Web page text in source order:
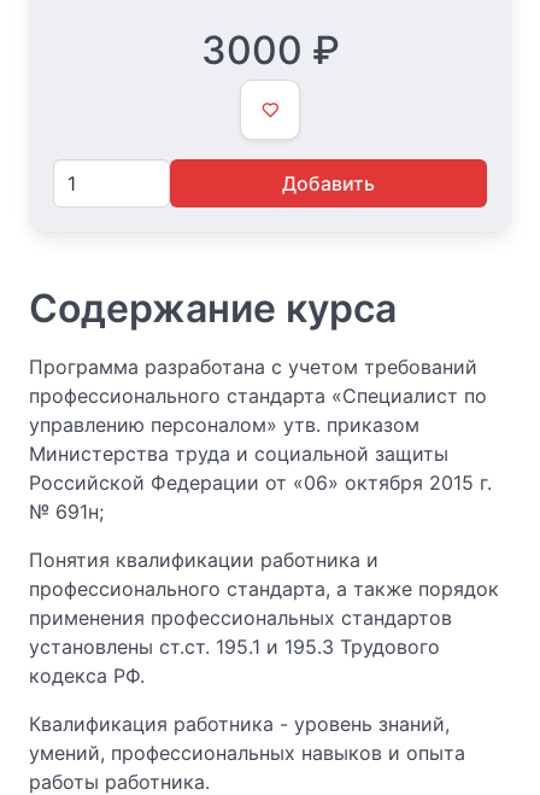
3000 ₽
Добавить
Содержание курса
Программа разработана с учетом требований
профессионального стандарта «Специалист по
управлению персоналом» утв. приказом
Министерства труда и социальной защиты
Российской Федерации от «06» октября 2015 г.
№ 691н;
Понятия квалификации работника и
профессионального стандарта, а также порядок
применения профессиональных стандартов
установлены ст.ст. 195.1 и 195.3 Трудового
кодекса РФ.
Квалификация работника - уровень знаний,
умений, профессиональных навыков и опыта
работы работника.